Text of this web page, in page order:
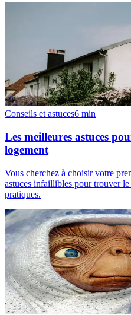
Conseils et astuces6 min
Les meilleures astuces
logement
Vous cherchez à choisir votre
astuces infaillibles pour trouver
pratiques.